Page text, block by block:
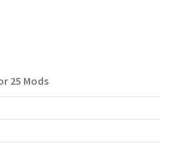
25 Mods